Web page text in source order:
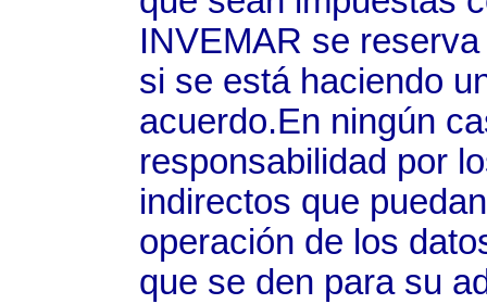
INVEMAR se
si se está haciendo
acuerdo.En ningún
responsabilidad por
indirectos que
operación de los
que se den para su